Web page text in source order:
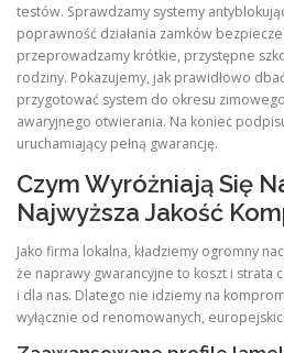
testów. Sprawdzamy systemy
poprawność działania zamków
przeprowadzamy krótkie, przystępne
rodziny. Pokazujemy, jak prawidłowo
przygotować system do okresu
awaryjnego otwierania. Na koniec
uruchamiający pełną gwarancję.
Czym Wyróżniają Się
Najwyższa Jakość
Jako firma lokalna, kładziemy ogromny
że naprawy gwarancyjne to koszt i strata
i dla nas. Dlatego nie idziemy na
wyłącznie od renomowanych,